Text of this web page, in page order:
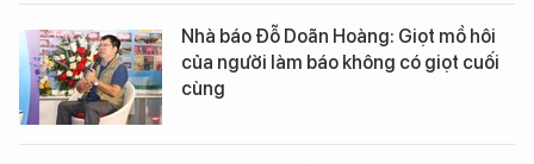
Nhà báo Đỗ Doãn Hoàng: Giọt mồ hôi
của người làm báo không có giọt cuối
cùng